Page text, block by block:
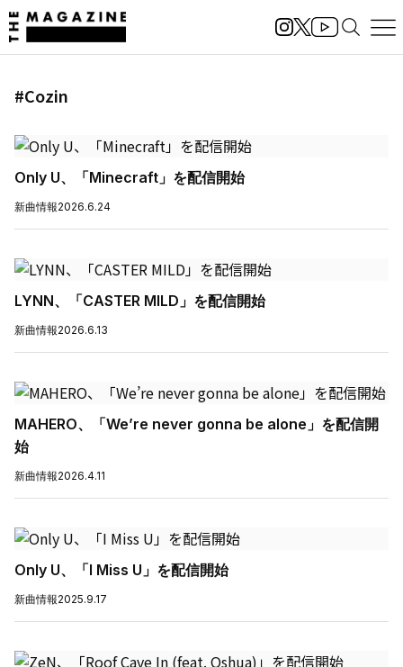
#Cozin
Only U、「Minecraft」を配信開始
新曲情報2026.6.24
LYNN、「CASTER MILD」を配信開始
新曲情報2026.6.13
MAHERO、「We’re never gonna be alone」を配信開
始
新曲情報2026.4.11
Only U、「I Miss U」を配信開始
新曲情報2025.9.17